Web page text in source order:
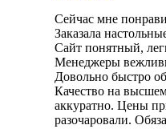
Сейчас мне
Заказала
Сайт понятный,
Менеджеры
Довольно быстро
Качество на
аккуратно. Цены
разочаровали.